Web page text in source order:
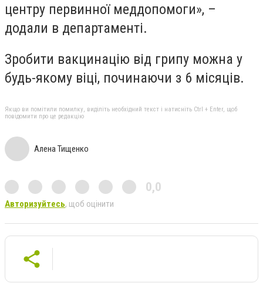
центру первинної меддопомоги», –
додали в департаменті.
Зробити вакцинацію від грипу можна у
будь-якому віці, починаючи з 6 місяців.
Якщо ви помітили помилку, виділіть необхідний текст і натисніть Ctrl + Enter, щоб
повідомити про це редакцію
Алена Тищенко
0,0
Авторизуйтесь, щоб оцінити